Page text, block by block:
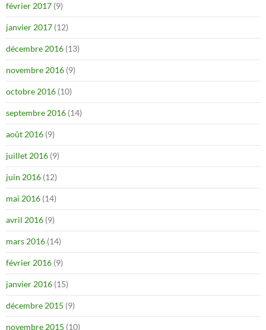
février 2017 (9)
janvier 2017 (12)
décembre 2016 (13)
novembre 2016 (9)
octobre 2016 (10)
septembre 2016 (14)
août 2016 (9)
juillet 2016 (9)
juin 2016 (12)
mai 2016 (14)
avril 2016 (9)
mars 2016 (14)
février 2016 (9)
janvier 2016 (15)
décembre 2015 (9)
novembre 2015 (10)